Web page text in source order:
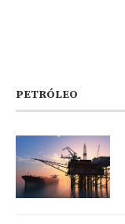
PETRÓLEO